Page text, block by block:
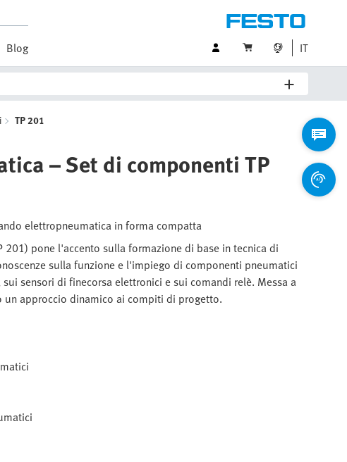
Blog IT
TP 201
– Set di componenti TP
elettropneumatica in forma compatta
pone l'accento sulla formazione di base in tecnica di
sulla funzione e l'impiego di componenti pneumatici
sensori di finecorsa elettronici e sui comandi relè. Messa a
approccio dinamico ai compiti di progetto.